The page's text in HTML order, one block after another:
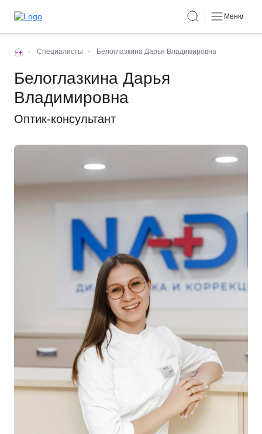
Меню
• Специалисты • Белоглазкина Дарья Владимировна
Белоглазкина Дарья
Владимировна
Оптик-консультант